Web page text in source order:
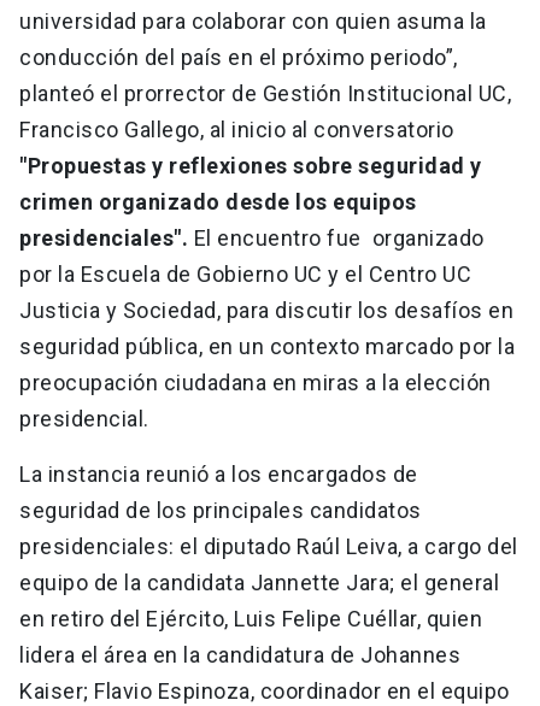
universidad para colaborar con quien asuma la
conducción del país en el próximo periodo”,
planteó el prorrector de Gestión Institucional UC,
Francisco Gallego, al inicio al conversatorio
"Propuestas y reflexiones sobre seguridad y
crimen organizado desde los equipos
presidenciales". El encuentro fue organizado
por la Escuela de Gobierno UC y el Centro UC
Justicia y Sociedad, para discutir los desafíos en
seguridad pública, en un contexto marcado por la
preocupación ciudadana en miras a la elección
presidencial.
La instancia reunió a los encargados de
seguridad de los principales candidatos
presidenciales: el diputado Raúl Leiva, a cargo del
equipo de la candidata Jannette Jara; el general
en retiro del Ejército, Luis Felipe Cuéllar, quien
lidera el área en la candidatura de Johannes
Kaiser; Flavio Espinoza, coordinador en el equipo